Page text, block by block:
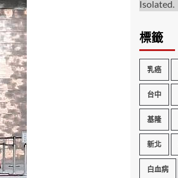
標籤
乳癌
台中
基隆
新北
白血病